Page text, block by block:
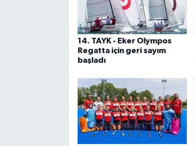
14. TAYK - Eker Olympos
Regatta için geri sayım
başladı